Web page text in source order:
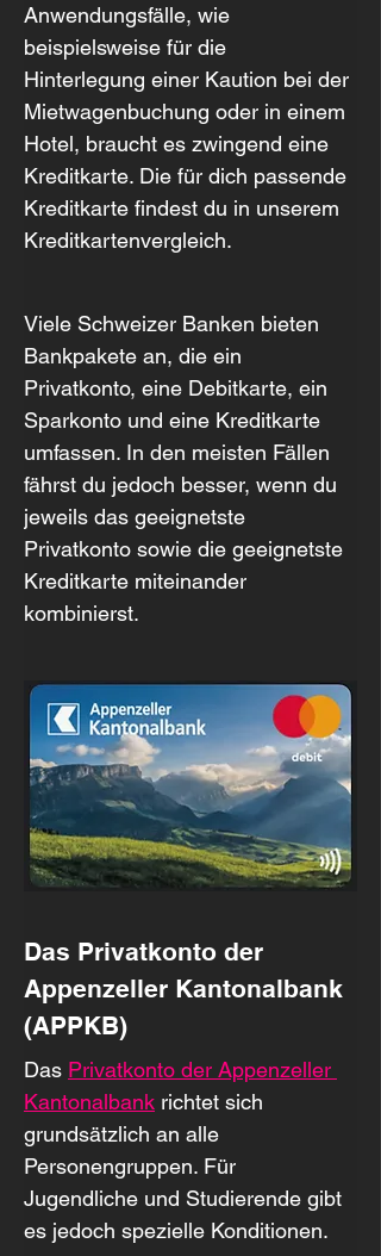
Anwendungsfälle, wie
beispielsweise für die
Hinterlegung einer Kaution bei der
Mietwagenbuchung oder in einem
Hotel, braucht es zwingend eine
Kreditkarte. Die für dich passende
Kreditkarte findest du in unserem
Kreditkartenvergleich.
Viele Schweizer Banken bieten
Bankpakete an, die ein
Privatkonto, eine Debitkarte, ein
Sparkonto und eine Kreditkarte
umfassen. In den meisten Fällen
fährst du jedoch besser, wenn du
jeweils das geeignetste
Privatkonto sowie die geeignetste
Kreditkarte miteinander
kombinierst.
Das Privatkonto der
Appenzeller Kantonalbank
(APPKB)
Das Privatkonto der Appenzeller
Kantonalbank richtet sich
grundsätzlich an alle
Personengruppen. Für
Jugendliche und Studierende gibt
es jedoch spezielle Konditionen.